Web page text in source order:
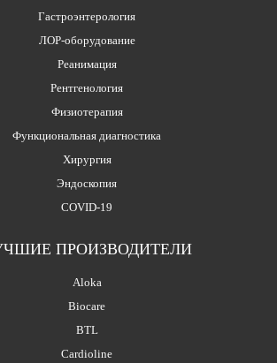
Гастроэнтерология
ЛОР-оборудование
Реанимация
Рентгенология
Физиотерапия
Функциональная диагностика
Хирургия
Эндоскопия
COVID-19
ПРОИЗВОДИТЕЛИ
Aloka
Biocare
BTL
Cardioline